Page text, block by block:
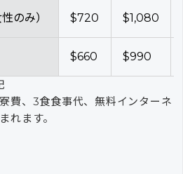
のみ） $720 $1,080
$660 $990
費、3食食事代、無料インターネ
れます。